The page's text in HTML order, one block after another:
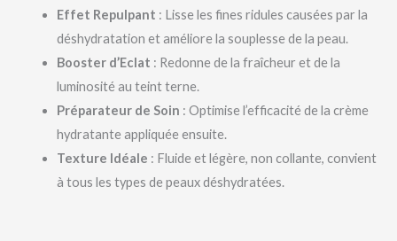
Effet Repulpant : Lisse les fines ridules causées par la
déshydratation et améliore la souplesse de la peau.
Booster d’Eclat : Redonne de la fraîcheur et de la
luminosité au teint terne.
Préparateur de Soin : Optimise l’efficacité de la crème
hydratante appliquée ensuite.
Texture Idéale : Fluide et légère, non collante, convient
à tous les types de peaux déshydratées.